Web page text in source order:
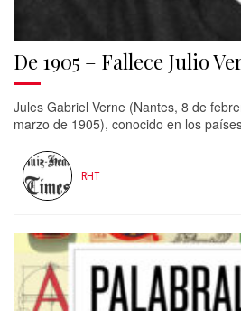
De 1905 – Fallece Julio
Jules Gabriel Verne (Nantes, 8 de
marzo de 1905), conocido en los
RHT